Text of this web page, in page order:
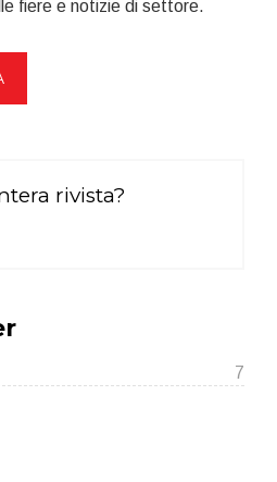
fiere e notizie di settore.
rivista?
7